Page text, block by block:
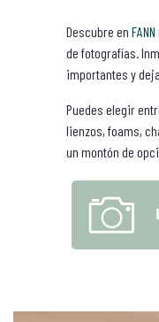
Descubre en FANN
de fotografías.
importantes y
Puedes elegir
lienzos, foams,
un montón de